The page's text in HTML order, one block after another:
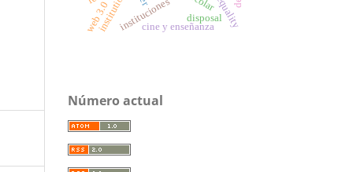
institutionsinstituciones disposal
cine y enseñanza
web 3.0
Número actual